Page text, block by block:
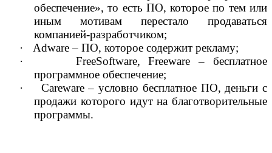
обеспечение», то есть ПО, которое по тем или
иным мотивам перестало продаваться
компанией-разработчиком;
·
Adware– ПО, которое содержит рекламу;
·
FreeSoftware,Freeware – бесплатное
программное обеспечение;
·
Careware– условно бесплатное ПО, деньги с
продажи которого идут на благотворительные
программы.